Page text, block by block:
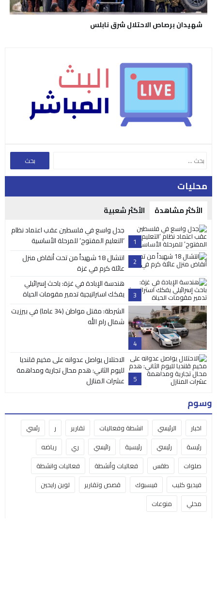
شهيدان برصاص الاحتلال شرق نابلس
محليات
الأكثر مشاهدة الأكثر شعبية
1
جدل واسع في فلسطين عقب اعتماد نظام
‘التعليم المفتوح’ للمرحلة الأساسية
2
انتشال 18 شهيداً من تحت أنقاض منزل
عائلة كرم في غزة
3
هندسة الإبادة في غزة: باحث إسرائيلي
يفكك استراتيجية تدمير مقومات الحياة
4
الشرطة: مقتل مواطن (34 عاما) في بيرزيت
شمال رام الله
5
الاحتلال يواصل عدوانه على مخيم قلنديا
لليوم الثاني: هدم محال تجارية ومداهمة
عشرات المنازل
وسوم
اخبار الرئيسي انشطة وفعاليات تقارير ر
رئسي
رئيسة
رئيسي رئيسية رائيسي ري
رياضه
صلوات
طقس فعاليات وأنشطة
فعاليات وانشطة
فيديو كليب
فيسبوك قصص وتقارير
لوين رايحين
محلي
منوعات